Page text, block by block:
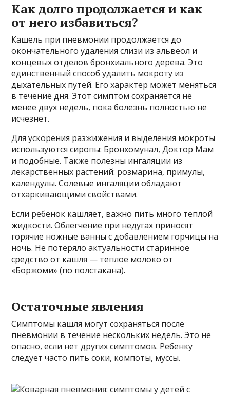
Как долго продолжается и как
от него избавиться?
Кашель при пневмонии продолжается до
окончательного удаления слизи из альвеол и
концевых отделов бронхиального дерева. Это
единственный способ удалить мокроту из
дыхательных путей. Его характер может меняться
в течение дня. Этот симптом сохраняется не
менее двух недель, пока болезнь полностью не
исчезнет.
Для ускорения разжижения и выделения мокроты
используются сиропы: Бронхомунал, Доктор Мам
и подобные. Также полезны ингаляции из
лекарственных растений: розмарина, примулы,
календулы. Солевые ингаляции обладают
отхаркивающими свойствами.
Если ребенок кашляет, важно пить много теплой
жидкости. Облегчение при недугах приносят
горячие ножные ванны с добавлением горчицы на
ночь. Не потеряло актуальности старинное
средство от кашля — теплое молоко от
«Боржоми» (по полстакана).
Остаточные явления
Симптомы кашля могут сохраняться после
пневмонии в течение нескольких недель. Это не
опасно, если нет других симптомов. Ребенку
следует часто пить соки, компоты, муссы.